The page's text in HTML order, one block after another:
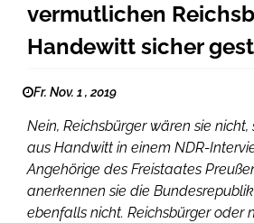
vermutlichen
Handewitt sicher
Fr. Nov. 1 , 2019
Nein, Reichsbürger wären sie
aus Handwitt in einem NDR-
Angehörige des Freistaates
anerkennen sie die
ebenfalls nicht. Reichsbürger oder